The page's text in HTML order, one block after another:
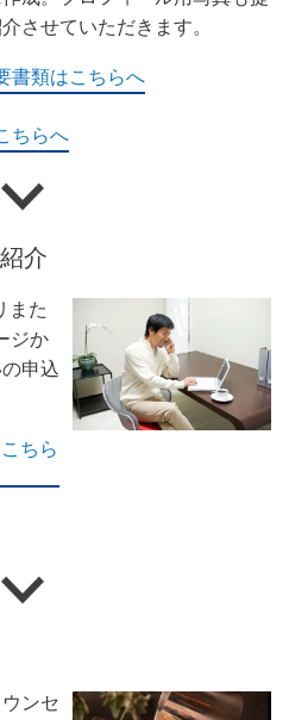
させていただきます。
書類はこちらへ
ちらへ
介
また
ジか
申込
ちら
ンセ